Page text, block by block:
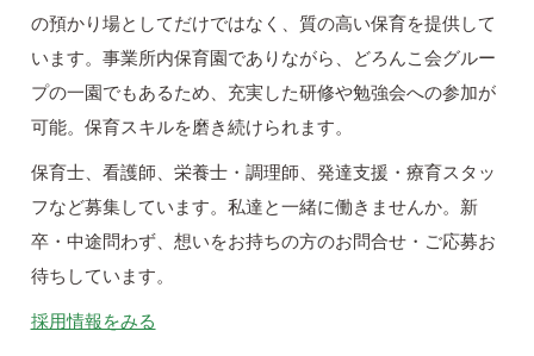
の預かり場としてだけではなく、質の高い保育を提供して
います。事業所内保育園でありながら、どろんこ会グルー
プの一園でもあるため、充実した研修や勉強会への参加が
可能。保育スキルを磨き続けられます。
保育士、看護師、栄養士・調理師、発達支援・療育スタッ
フなど募集しています。私達と一緒に働きませんか。新
卒・中途問わず、想いをお持ちの方のお問合せ・ご応募お
待ちしています。
採用情報をみる